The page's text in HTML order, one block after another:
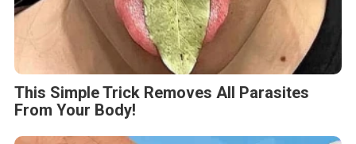
This Simple Trick Removes All Parasites
From Your Body!